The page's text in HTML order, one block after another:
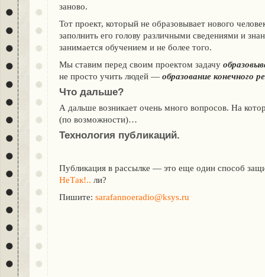
заново.
Тот проект, который не образовывает нового
заполнить его голову различными сведениями и
занимается обучением и не более того.
Мы ставим перед своим проектом задачу
не просто учить людей — образование конечного
Что дальше?
А дальше возникает очень много вопросов. На
(по возможности)…
Технология публикаций.
Публикация в рассылке — это еще один способ
НеТак!.. ли?
Пишите: sarafannoeradio@ksys.ru